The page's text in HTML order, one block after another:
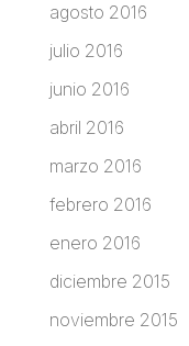
agosto 2016
julio 2016
junio 2016
abril 2016
marzo 2016
febrero 2016
enero 2016
diciembre 2015
noviembre 2015